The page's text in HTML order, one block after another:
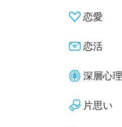
恋愛
恋活
深層心理
片思い